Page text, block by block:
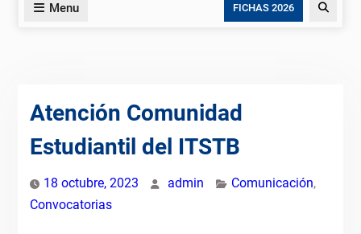
Menu FICHAS 2026 Search
Atención Comunidad
Estudiantil del ITSTB
18 octubre, 2023 admin Comunicación,
Convocatorias